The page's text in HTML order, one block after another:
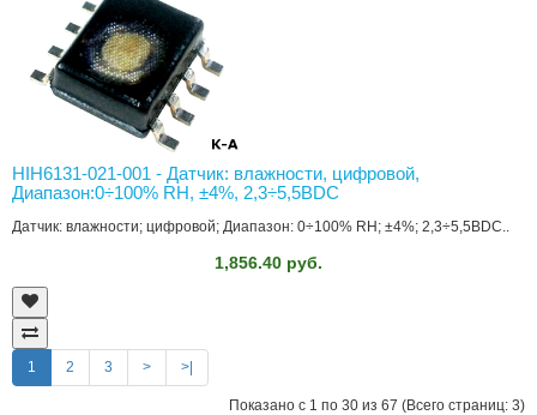
HIH6131-021-001 - Датчик: влажности, цифровой,
Диапазон:0÷100% RH, ±4%, 2,3÷5,5ВDC
Датчик: влажности; цифровой; Диапазон: 0÷100% RH; ±4%; 2,3÷5,5ВDC..
1,856.40 руб.
1 2 3 > >|
Показано с 1 по 30 из 67 (Всего страниц: 3)